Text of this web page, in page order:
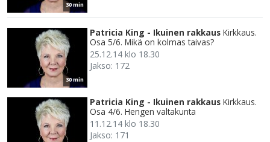
30 min
30 min
Patricia King - Ikuinen rakkaus Kirkkaus.
Osa 5/6. Mikä on kolmas taivas?
25.12.14 klo 18.30
Jakso: 172
Patricia King - Ikuinen rakkaus Kirkkaus.
Osa 4/6. Hengen valtakunta
11.12.14 klo 18.30
Jakso: 171